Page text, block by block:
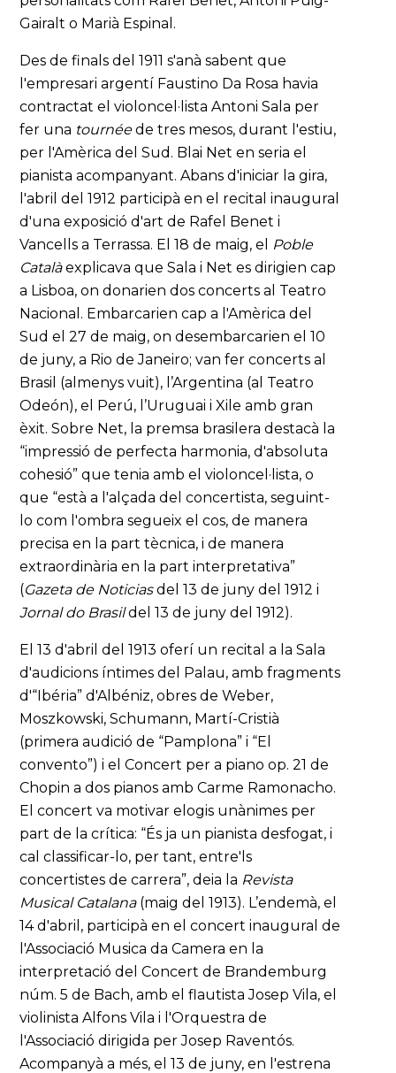
Gairalt o Marià Espinal.
Des de finals del 1911 s'anà sabent que
l'empresari argentí Faustino Da Rosa havia
contractat el violoncel·lista Antoni Sala per
fer una tournéede tres mesos, durant l'estiu,
per l'Amèrica del Sud. Blai Net en seria el
pianista acompanyant. Abans d'iniciar la gira,
l'abril del 1912 participà en el recital inaugural
d'una exposició d'art de Rafel Benet i
Vancells a Terrassa. El 18 de maig, el Poble
Catalàexplicava que Sala i Net es dirigien cap
a Lisboa, on donarien dos concerts al Teatro
Nacional. Embarcarien cap a l'Amèrica del
Sud el 27 de maig, on desembarcarien el 10
de juny, a Rio de Janeiro; van fer concerts al
Brasil (almenys vuit), l’Argentina (al Teatro
Odeón), el Perú, l’Uruguai i Xile amb gran
èxit. Sobre Net, la premsa brasilera destacà la
“impressió de perfecta harmonia, d'absoluta
cohesió” que tenia amb el violoncel·lista, o
que “està a l'alçada del concertista, seguint-
lo com l'ombra segueix el cos, de manera
precisa en la part tècnica, i de manera
extraordinària en la part interpretativa”
(Gazeta de Noticiasdel 13 de juny del 1912 i
Jornal do Brasildel 13 de juny del 1912).
El 13 d'abril del 1913 oferí un recital a la Sala
d'audicions íntimes del Palau, amb fragments
d'“Ibéria” d'Albéniz, obres de Weber,
Moszkowski, Schumann, Martí-Cristià
(primera audició de “Pamplona” i “El
convento”) i el Concert per a piano op. 21 de
Chopin a dos pianos amb Carme Ramonacho.
El concert va motivar elogis unànimes per
part de la crítica: “És ja un pianista desfogat, i
cal classificar-lo, per tant, entre'ls
concertistes de carrera”, deia la Revista
Musical Catalana(maig del 1913). L’endemà, el
14 d'abril, participà en el concert inaugural de
l'Associació Musica da Camera en la
interpretació del Concert de Brandemburg
núm. 5 de Bach, amb el flautista Josep Vila, el
violinista Alfons Vila i l'Orquestra de
l'Associació dirigida per Josep Raventós.
Acompanyà a més, el 13 de juny, en l'estrena